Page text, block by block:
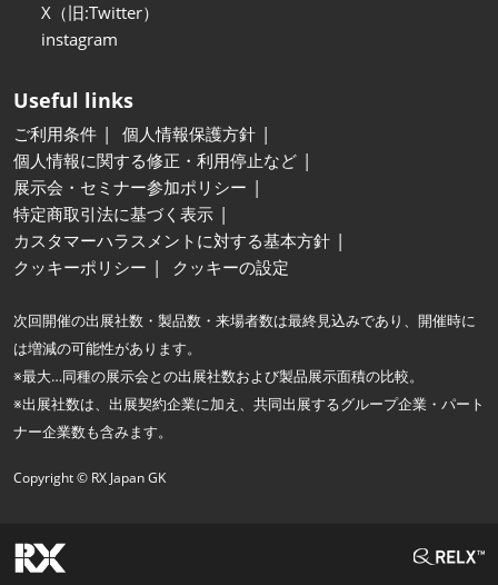
X（旧:Twitter）
instagram
Useful links
ご利用条件
個人情報保護方針
個人情報に関する修正・利用停止など
展示会・セミナー参加ポリシー
特定商取引法に基づく表示
カスタマーハラスメントに対する基本方針
クッキーポリシー
クッキーの設定
次回開催の出展社数・製品数・来場者数は最終見込みであり、開催時に
は増減の可能性があります。
※最大…同種の展示会との出展社数および製品展示面積の比較。
※出展社数は、出展契約企業に加え、共同出展するグループ企業・パート
ナー企業数も含みます。
Copyright © RX Japan GK